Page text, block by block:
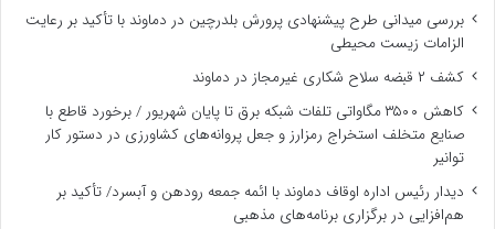
بررسی میدانی طرح پیشنهادی پرورش بلدرچین در دماوند با تأکید بر رعایت
الزامات زیست ‌محیطی
کشف ۲ قبضه سلاح شکاری غیرمجاز در دماوند
کاهش ۳۵۰۰ مگاواتی تلفات شبکه برق تا پایان شهریور / برخورد قاطع با
صنایع متخلف استخراج رمزارز و جعل پروانه‌های کشاورزی در دستور کار
توانیر
دیدار رئیس اداره اوقاف دماوند با ائمه جمعه رودهن و آبسرد/ تأکید بر
هم‌افزایی در برگزاری برنامه‌های مذهبی